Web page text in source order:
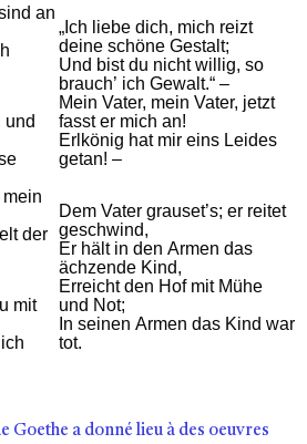
an
und
der
mit
„Ich liebe dich, mich reizt
deine schöne Gestalt;
Und bist du nicht willig, so
brauch’ ich Gewalt.“ –
Mein Vater, mein Vater, jetzt
fasst er mich an!
Erlkönig hat mir eins Leides
getan! –
Dem Vater grauset’s; er reitet
geschwind,
Er hält in den Armen das
ächzende Kind,
Erreicht den Hof mit Mühe
und Not;
In seinen Armen das Kind war
tot.
Goethe a donné lieu à des oeuvres